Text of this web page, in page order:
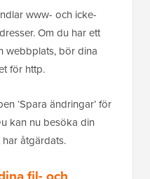
www- och icke-
Om du har ett
webbplats, bör dina
för http.
‘Spara ändringar’ för
kan nu besöka din
åtgärdats.